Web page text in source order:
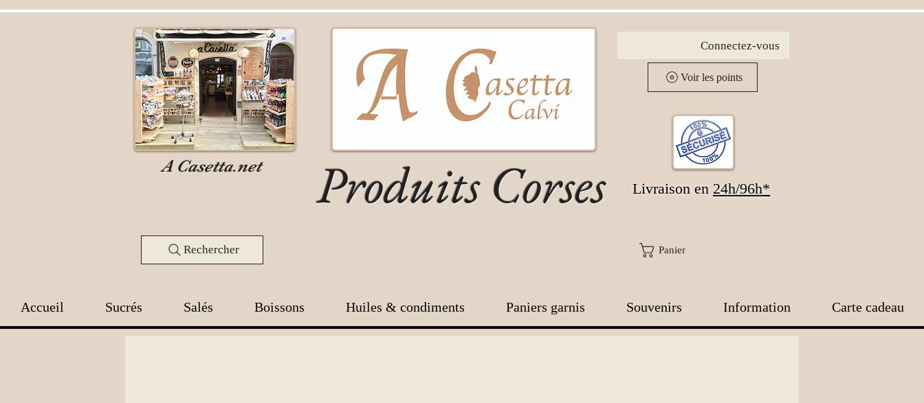
A Casetta.net Produits Corses
Connectez-vous
Voir les points
Livraison en 24h/96h*
Rechercher Panier
Accueil Sucrés Salés Boissons Huiles & condiments Paniers garnis Souvenirs Information Carte cadeau